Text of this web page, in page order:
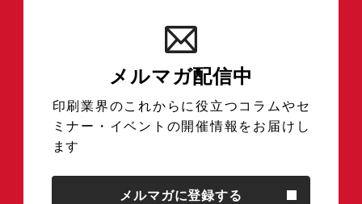
メルマガ配信中
印刷業界のこれからに役立つコラムやセ
ミナー・イベントの開催情報をお届けし
ます
メルマガに登録する